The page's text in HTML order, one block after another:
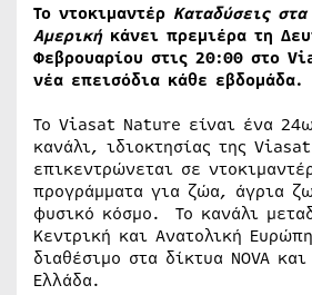
Το ντοκιμαντέρ Καταδύσεις
Αμερικήκάνει πρεμιέρα τη
Φεβρουαρίου στις 20:00 στο
νέα επεισόδια κάθε εβδομάδα.
Το Viasat Nature είναι ένα
κανάλι, ιδιοκτησίας της
επικεντρώνεται σε
προγράμματα για ζώα, άγρια
φυσικό κόσμο. Το κανάλι
Κεντρική και Ανατολική
διαθέσιμο στα δίκτυα NOVA
Ελλάδα.